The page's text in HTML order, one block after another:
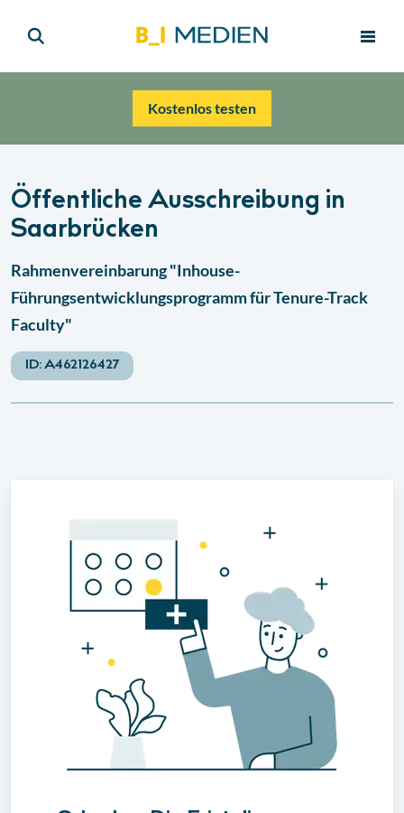
Kostenlos testen
Öffentliche Ausschreibung in
Saarbrücken
Rahmenvereinbarung "Inhouse-
Führungsentwicklungsprogramm für Tenure-Track
Faculty"
ID:A462126427